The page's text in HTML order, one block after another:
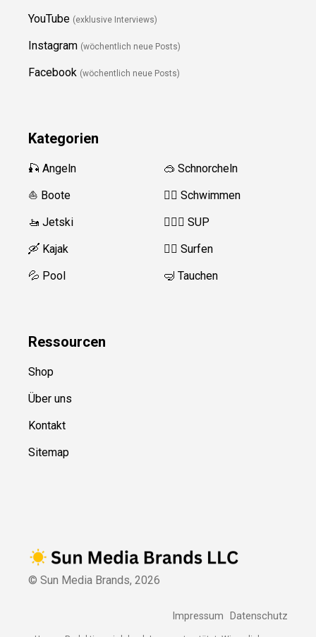
YouTube (exklusive Interviews)
Instagram (wöchentlich neue Posts)
Facebook (wöchentlich neue Posts)
Kategorien
🎣 Angeln
⛵️ Boote
🚤 Jetski
🛶 Kajak
💦 Pool
🥽 Schnorcheln
🏊‍♂️ Schwimmen
🏄‍♀️🛶 SUP
🏄‍♂️ Surfen
🤿 Tauchen
Ressourcen
Shop
Über uns
Kontakt
Sitemap
© Sun Media Brands, 2026
Impressum Datenschutz